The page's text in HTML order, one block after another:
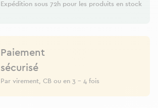
Expédition sous 72h pour les produits en stock
Paiement
sécurisé
Par virement, CB ou en 3 - 4 fois